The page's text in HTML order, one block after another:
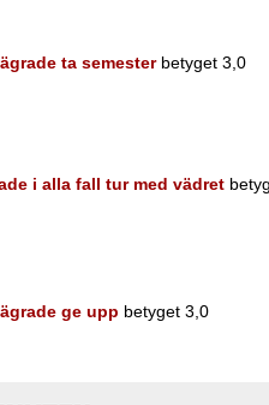
ta semester betyget 3,0
i alla fall tur med vädret
ge upp betyget 3,0